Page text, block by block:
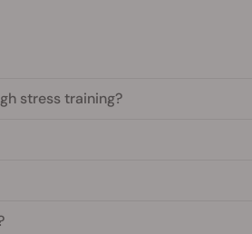
stress training?